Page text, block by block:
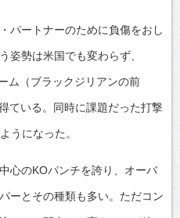
パートナーのために負傷をおし
姿勢は米国でも変わらず、
ム（ブラックジリアンの前
ている。同時に課題だった打撃
うになった。
心のKOパンチを誇り、オーバ
ーとその種類も多い。ただコン